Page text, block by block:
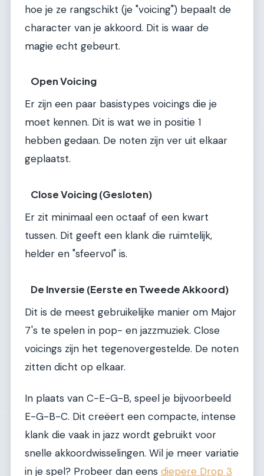
hoe je ze rangschikt (je "voicing") bepaalt de
character van je akkoord. Dit is waar de
magie echt gebeurt.
Open Voicing
Er zijn een paar basistypes voicings die je
moet kennen. Dit is wat we in positie 1
hebben gedaan. De noten zijn ver uit elkaar
geplaatst.
Close Voicing (Gesloten)
Er zit minimaal een octaaf of een kwart
tussen. Dit geeft een klank die ruimtelijk,
helder en "sfeervol" is.
De Inversie (Eerste en Tweede Akkoord)
Dit is de meest gebruikelijke manier om Major
7's te spelen in pop- en jazzmuziek. Close
voicings zijn het tegenovergestelde. De noten
zitten dicht op elkaar.
In plaats van C-E-G-B, speel je bijvoorbeeld
E-G-B-C. Dit creëert een compacte, intense
klank die vaak in jazz wordt gebruikt voor
snelle akkoordwisselingen. Wil je meer variatie
in je spel? Probeer dan eens diepere Drop 3